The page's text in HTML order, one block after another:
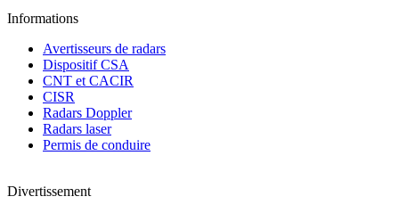
Informations
Avertisseurs de radars
Dispositif CSA
CNT et CACIR
CISR
Radars Doppler
Radars laser
Permis de conduire
Divertissement